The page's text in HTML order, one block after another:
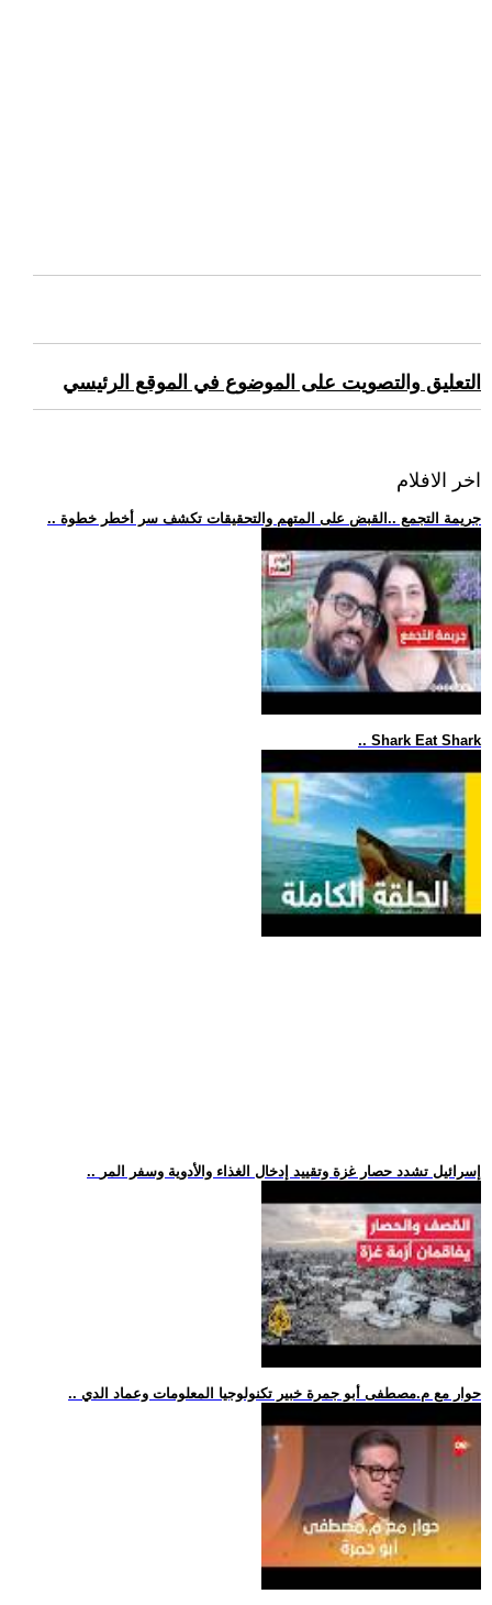
التعليق والتصويت على الموضوع في الموقع الرئيسي
اخر الافلام
.. جريمة التجمع ..القبض على المتهم والتحقيقات تكشف سر أخطر خطوة
.. Shark Eat Shark
.. إسرائيل تشدد حصار غزة وتقييد إدخال الغذاء والأدوية وسفر المر
.. حوار مع م.مصطفى أبو جمرة خبير تكنولوجيا المعلومات وعماد الدي